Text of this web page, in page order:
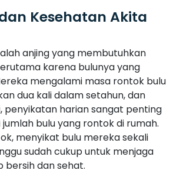
Kesehatan Akita
anjing yang membutuhkan
karena bulunya yang
mengalami masa rontok bulu
dua kali dalam setahun, dan
penyikatan harian sangat penting
bulu yang rontok di rumah.
menyikat bulu mereka sekali
sudah cukup untuk menjaga
dan sehat.